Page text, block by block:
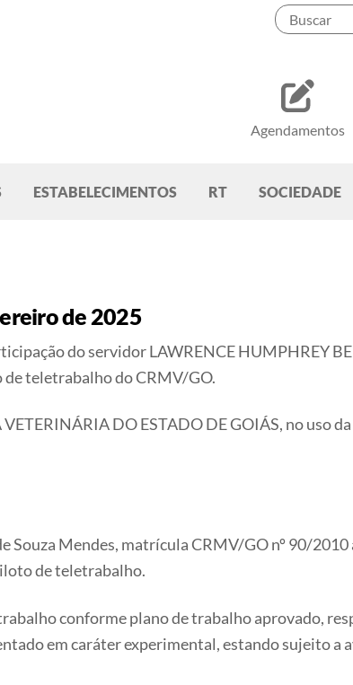
Agendamentos
ESTABELECIMENTOS RT SOCIEDADE
de 2025
do servidor LAWRENCE HUMPHREY
teletrabalho do CRMV/GO.
DO ESTADO DE GOIÁS, no uso
Souza Mendes, matrícula CRMV/GO nº 90/
de teletrabalho.
conforme plano de trabalho aprovado,
em caráter experimental, estando sujeito a